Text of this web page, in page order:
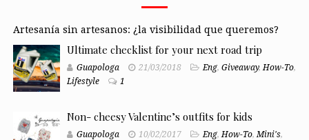
Artesanía sin artesanos: ¿la visibilidad que queremos?
Ultimate checklist for your next road trip
Guapologa 21/03/2018 Eng, Giveaway,How-To,
Lifestyle
1
Non- cheesy Valentine’s outfits for kids
Guapologa 10/02/2017 Eng,How-To,Mini's,